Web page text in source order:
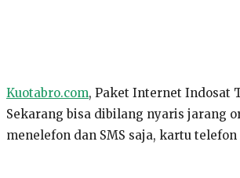
Kuotabro.com, Paket Internet Indosat
Sekarang bisa dibilang nyaris jarang
menelefon dan SMS saja, kartu